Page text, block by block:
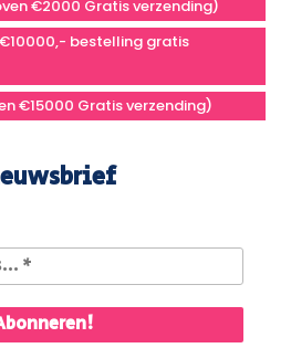
€2000 Gratis verzending)
bestelling gratis
€15000 Gratis verzending)